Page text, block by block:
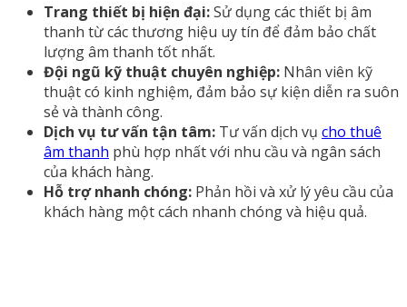
Trang thiết bị hiện đại:Sử dụng các thiết bị âm
thanh từ các thương hiệu uy tín để đảm bảo chất
lượng âm thanh tốt nhất.
Đội ngũ kỹ thuật chuyên nghiệp: Nhân viên kỹ
thuật có kinh nghiệm, đảm bảo sự kiện diễn ra suôn
sẻ và thành công.
Dịch vụ tư vấn tận tâm: Tư vấn dịch vụ cho thuê
âm thanh phù hợp nhất với nhu cầu và ngân sách
của khách hàng.
Hỗ trợ nhanh chóng: Phản hồi và xử lý yêu cầu của
khách hàng một cách nhanh chóng và hiệu quả.